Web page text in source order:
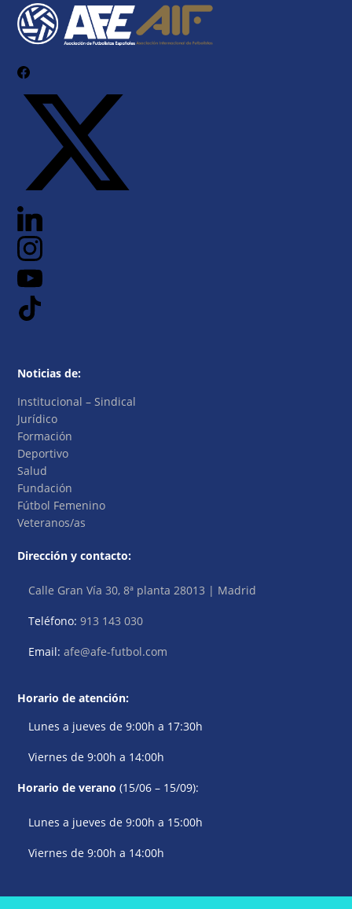
Noticias de:
Institucional – Sindical
Jurídico
Formación
Deportivo
Salud
Fundación
Fútbol Femenino
Veteranos/as
Dirección y contacto:
Calle Gran Vía 30, 8ª planta 28013 | Madrid
Teléfono:913 143 030
Email:afe@afe-futbol.com
Horario de atención:
Lunes a jueves de 9:00h a 17:30h
Viernes de 9:00h a 14:00h
Horario de verano (15/06 – 15/09):
Lunes a jueves de 9:00h a 15:00h
Viernes de 9:00h a 14:00h